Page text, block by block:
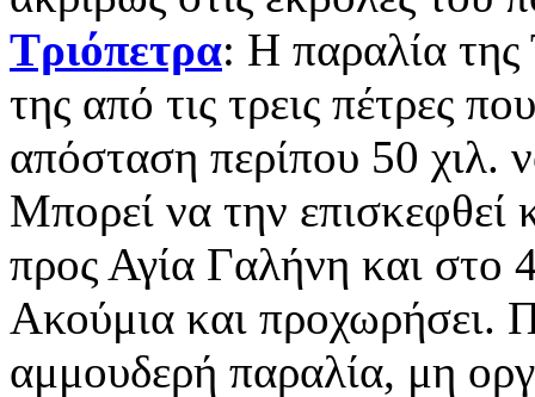
Τριόπετρα: Η παραλία της
της από τις τρεις πέτρες
απόσταση περίπου 50 χιλ.
Μπορεί να την επισκεφθεί
προς Αγία Γαλήνη και στο
Ακούμια και προχωρήσει.
αμμουδερή παραλία, μη